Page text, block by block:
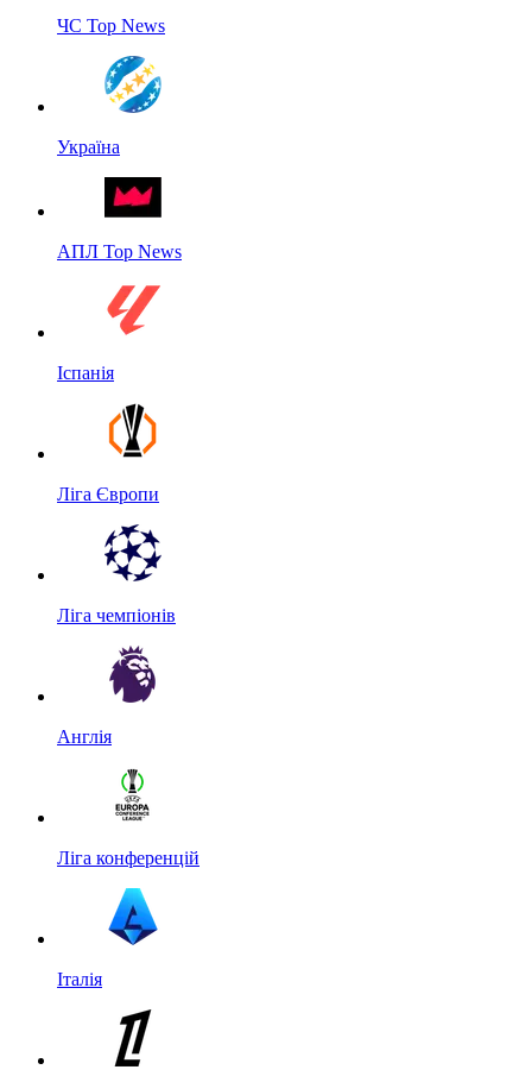
ЧС Top News
Україна
АПЛ Top News
Іспанія
Ліга Європи
Ліга чемпіонів
Англія
Ліга конференцій
Італія